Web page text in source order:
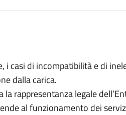
i casi di incompatibilità e di
dalla carica.
rappresentanza legale
al funzionamento dei